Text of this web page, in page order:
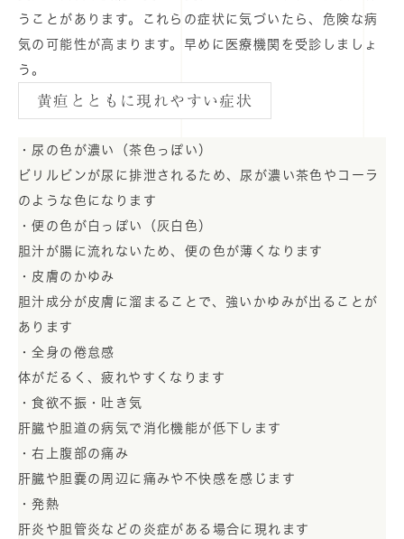
うことがあります。これらの症状に気づいたら、危険な病
気の可能性が高まります。早めに医療機関を受診しましょ
う。
黄疸とともに現れやすい症状
・尿の色が濃い（茶色っぽい）
ビリルビンが尿に排泄されるため、尿が濃い茶色やコーラ
のような色になります
・便の色が白っぽい（灰白色）
胆汁が腸に流れないため、便の色が薄くなります
・皮膚のかゆみ
胆汁成分が皮膚に溜まることで、強いかゆみが出ることが
あります
・全身の倦怠感
体がだるく、疲れやすくなります
・食欲不振・吐き気
肝臓や胆道の病気で消化機能が低下します
・右上腹部の痛み
肝臓や胆嚢の周辺に痛みや不快感を感じます
・発熱
肝炎や胆管炎などの炎症がある場合に現れます